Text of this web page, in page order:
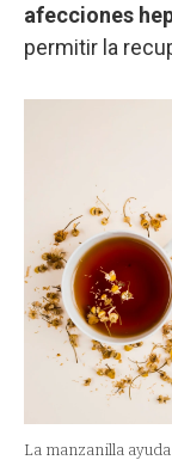
afecciones
permitir la
La manzanilla